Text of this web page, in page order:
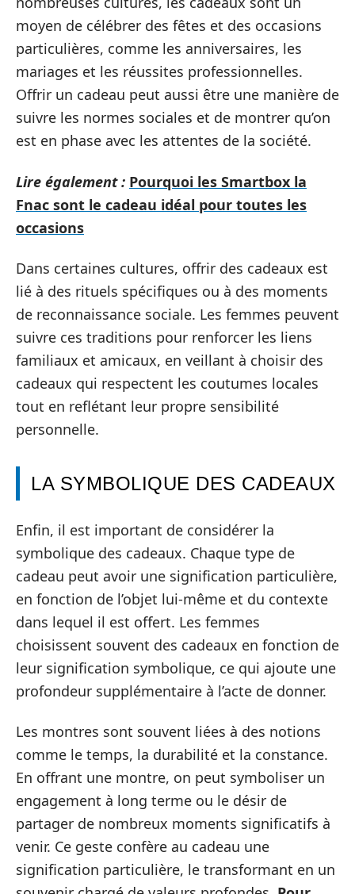
moyen de célébrer des fêtes et des occasions
particulières, comme les anniversaires, les
mariages et les réussites professionnelles.
Offrir un cadeau peut aussi être une manière de
suivre les normes sociales et de montrer qu’on
est en phase avec les attentes de la société.
Lire également : Pourquoi les Smartbox la
Fnac sont le cadeau idéal pour toutes les
occasions
Dans certaines cultures, offrir des cadeaux est
lié à des rituels spécifiques ou à des moments
de reconnaissance sociale. Les femmes peuvent
suivre ces traditions pour renforcer les liens
familiaux et amicaux, en veillant à choisir des
cadeaux qui respectent les coutumes locales
tout en reflétant leur propre sensibilité
personnelle.
LA SYMBOLIQUE DES CADEAUX
Enfin, il est important de considérer la
symbolique des cadeaux. Chaque type de
cadeau peut avoir une signification particulière,
en fonction de l’objet lui-même et du contexte
dans lequel il est offert. Les femmes
choisissent souvent des cadeaux en fonction de
leur signification symbolique, ce qui ajoute une
profondeur supplémentaire à l’acte de donner.
Les montres sont souvent liées à des notions
comme le temps, la durabilité et la constance.
En offrant une montre, on peut symboliser un
engagement à long terme ou le désir de
partager de nombreux moments significatifs à
venir. Ce geste confère au cadeau une
signification particulière, le transformant en un